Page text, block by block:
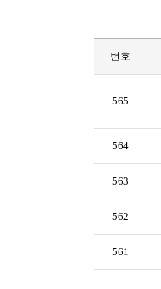
번호
565
564
563
562
561